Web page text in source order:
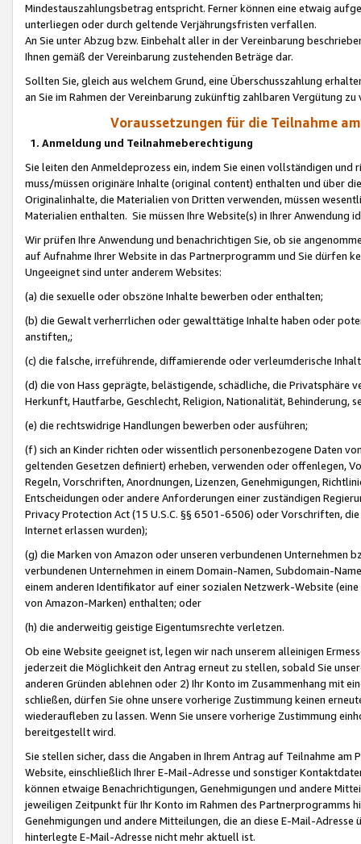
Mindestauszahlungsbetrag entspricht. Ferner können eine etwaig
unterliegen oder durch geltende Verjährungsfristen verfallen.
An Sie unter Abzug bzw. Einbehalt aller in der Vereinbarung
Ihnen gemäß der Vereinbarung zustehenden Beträge dar.
Sollten Sie, gleich aus welchem Grund, eine Überschusszahlung
an Sie im Rahmen der Vereinbarung zukünftig zahlbaren Vergütung zu
Voraussetzungen für die Teilnahme
1. Anmeldung und Teilnahmeberechtigung
Sie leiten den Anmeldeprozess ein, indem Sie einen vollständigen
muss/müssen originäre Inhalte (original content) enthalten und über
Originalinhalte, die Materialien von Dritten verwenden, müssen
Materialien enthalten. Sie müssen Ihre Website(s) in Ihrer Anwendung
Wir prüfen Ihre Anwendung und benachrichtigen Sie, ob sie
auf Aufnahme Ihrer Website in das Partnerprogramm und Sie dürfen
Ungeeignet sind unter anderem Websites:
(a) die sexuelle oder obszöne Inhalte bewerben oder enthalten;
(b) die Gewalt verherrlichen oder gewalttätige Inhalte haben oder
anstiften,;
(c) die falsche, irreführende, diffamierende oder verleumderische
(d) die von Hass geprägte, belästigende, schädliche, die Privatsphäre
Herkunft, Hautfarbe, Geschlecht, Religion, Nationalität, Behinderung,
(e) die rechtswidrige Handlungen bewerben oder ausführen;
(f) sich an Kinder richten oder wissentlich personenbezogene Daten
geltenden Gesetzen definiert) erheben, verwenden oder offenlegen,
Regeln, Vorschriften, Anordnungen, Lizenzen, Genehmigungen,
Entscheidungen oder andere Anforderungen einer zuständigen
Privacy Protection Act (15 U.S.C. §§ 6501-6506) oder Vorschriften,
Internet erlassen wurden);
(g) die Marken von Amazon oder unseren verbundenen Unternehmen
verbundenen Unternehmen in einem Domain-Namen, Subdomain-
einem anderen Identifikator auf einer sozialen Netzwerk-Website
von Amazon-Marken) enthalten; oder
(h) die anderweitig geistige Eigentumsrechte verletzen.
Ob eine Website geeignet ist, legen wir nach unserem alleinigen
jederzeit die Möglichkeit den Antrag erneut zu stellen, sobald Sie
anderen Gründen ablehnen oder 2) Ihr Konto im Zusammenhang mit
schließen, dürfen Sie ohne unsere vorherige Zustimmung keinen
wiederaufleben zu lassen. Wenn Sie unsere vorherige Zustimmung
bereitgestellt wird.
Sie stellen sicher, dass die Angaben in Ihrem Antrag auf Teilnahme
Website, einschließlich Ihrer E-Mail-Adresse und sonstiger
können etwaige Benachrichtigungen, Genehmigungen und andere
jeweiligen Zeitpunkt für Ihr Konto im Rahmen des Partnerprogramms
Genehmigungen und andere Mitteilungen, die an diese E-Mail-
hinterlegte E-Mail-Adresse nicht mehr aktuell ist.